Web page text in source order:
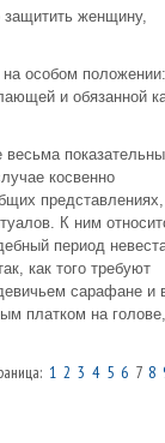
защитить женщину,
особом
и обязанной
косвенно
представлениях,
К ним
период
как того требуют
сарафане и
платком на голове,
1 2 3 4 5 6 7 8